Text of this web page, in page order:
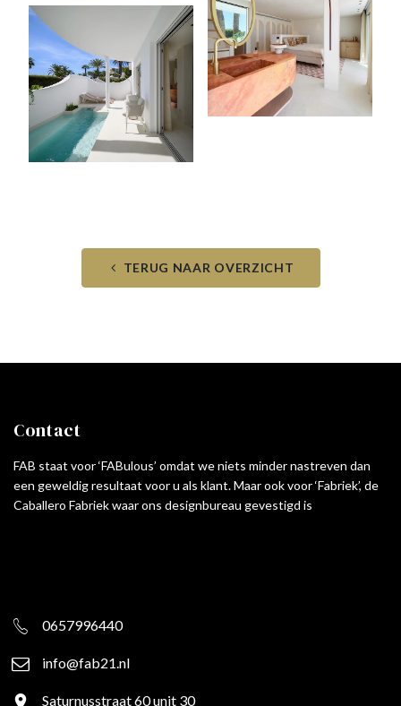
TERUG NAAR OVERZICHT
Contact
FAB staat voor ‘FABulous’ omdat we niets minder nastreven dan
een geweldig resultaat voor u als klant. Maar ook voor ‘Fabriek’, de
Caballero Fabriek waar ons designbureau gevestigd is
0657996440
info@fab21.nl
Saturnusstraat 60 unit 30